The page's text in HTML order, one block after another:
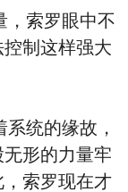
索罗眼中不
制这样强大
统的缘故，
形的力量牢
索罗现在才